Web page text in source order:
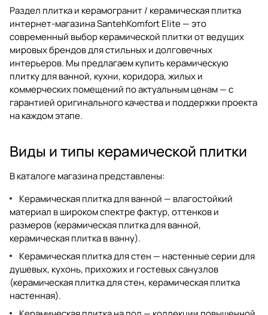
Раздел плитка и керамогранит / керамическая плитка
интернет-магазина SantehKomfort Elite — это
современный выборкерамической плиткиот ведущих
мировых брендов для стильных и долговечных
интерьеров. Мы предлагаемкупить керамическую
плиткудля ванной, кухни, коридора, жилых и
коммерческих помещений по актуальным ценам — с
гарантией оригинального качества и поддержки проекта
на каждом этапе.
Виды и типы керамической плитки
В каталоге магазина представлены:
Керамическая плитка для ванной — влагостойкий
материал в широком спектре фактур, оттенков и
размеров (керамическая плитка для ванной,
керамическая плитка в ванну).
Керамическая плитка для стен — настенные серии для
душевых, кухонь, прихожих и гостевых санузлов
(керамическая плитка для стен, керамическая плитка
настенная).